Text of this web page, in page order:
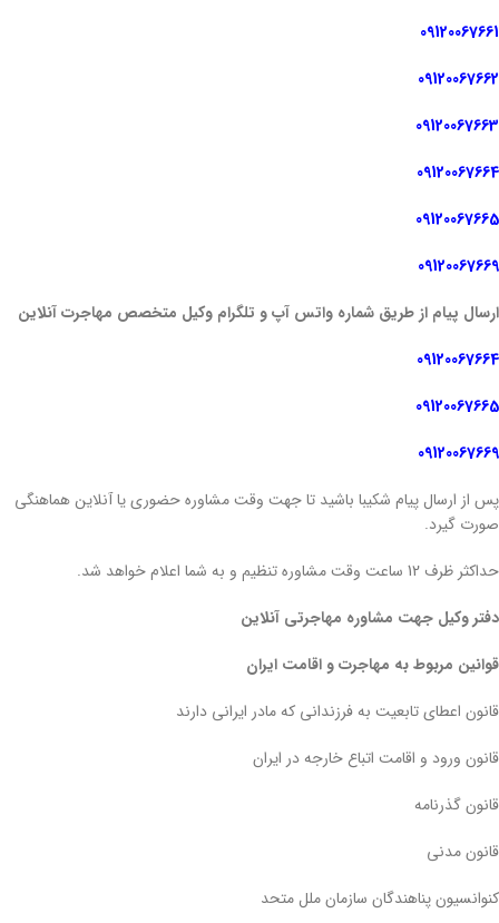
09120067661
09120067662
09120067663
09120067664
09120067665
09120067669
ارسال پیام از طریق شماره واتس آپ و تلگرام وکیل متخصص مهاجرت آنلاین
09120067664
09120067665
09120067669
پس از ارسال پیام شکیبا باشید تا جهت وقت مشاوره حضوری یا آنلاین هماهنگی
صورت گیرد.
حداکثر ظرف 12 ساعت وقت مشاوره تنظیم و به شما اعلام خواهد شد.
دفتر وکیل جهت مشاوره مهاجرتی آنلاین
قوانین مربوط به مهاجرت و اقامت ایران
قانون اعطای تابعیت به فرزندانی که مادر ایرانی دارند
قانون ورود و اقامت اتباع خارجه در ایران
قانون گذرنامه
قانون مدنی
کنوانسیون پناهندگان سازمان ملل متحد